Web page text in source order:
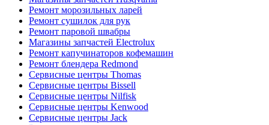
Ремонт морозильных ларей
Ремонт сушилок для рук
Ремонт паровой швабры
Магазины запчастей Electrolux
Ремонт капучинаторов кофемашин
Ремонт блендера Redmond
Сервисные центры Thomas
Сервисные центры Bissell
Сервисные центры Nilfisk
Сервисные центры Kenwood
Сервисные центры Jack